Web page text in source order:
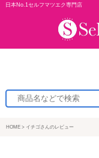
日本No.1セルフマツエク専門店
HOME イチゴさんのレビュー